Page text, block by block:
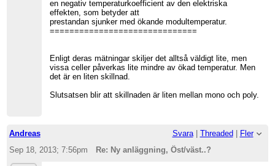
en negativ temperaturkoefficient av den elektriska
effekten, som betyder att
prestandan sjunker med ökande modultemperatur.
==============================
Enligt deras mätningar skiljer det alltså väldigt lite, men
vissa celler påverkas lite mindre av ökad temperatur. Men
det är en liten skillnad.
Slutsatsen blir att skillnaden är liten mellan mono och poly.
Andreas Svara| Threaded
Fler
Sep 18, 2013; 7:56pm
Re: Ny anläggning, Öst/väst..?